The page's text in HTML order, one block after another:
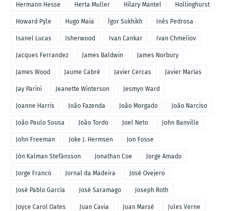
Hermann Hesse Herta Muller Hilary Mantel Hollinghurst
Howard Pyle Hugo Maia Ígor Sukhikh Inês Pedrosa
Isanel Lucas Isherwood Ivan Cankar Ivan Chmeliov
Jacques Ferrandez James Baldwin James Norbury
James Wood Jaume Cabré Javier Cercas Javier Marías
Jay Parini Jeanette Winterson Jesmyn Ward
Joanne Harris João Fazenda João Morgado João Narciso
João Paulo Sousa João Tordo Joel Neto John Banville
John Freeman Joke J. Hermsen Jon Fosse
Jón Kalman Stefánsson Jonathan Coe Jorge Amado
Jorge Franco Jornal da Madeira José Ovejero
José Pablo García José Saramago Joseph Roth
Joyce Carol Oates Juan Cavia Juan Marsé Jules Verne